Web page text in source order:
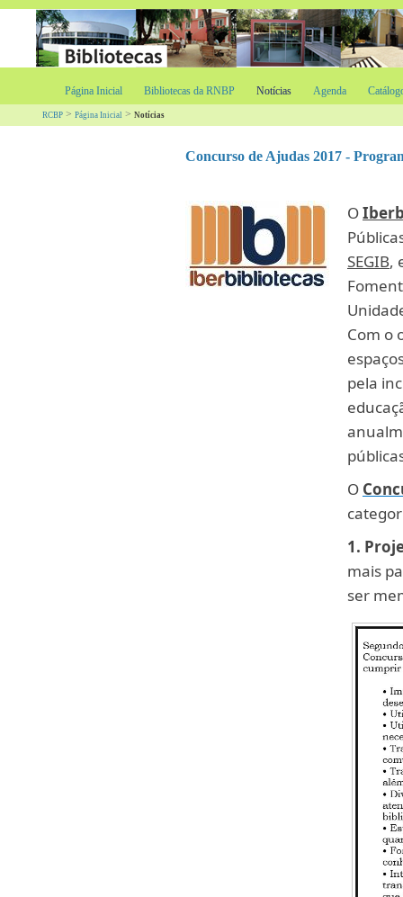
Página Inicial Bibliotecas da RNBP Notícias Agenda
RCBP > Página Inicial > Notícias
Concurso de Ajudas 2017 -
O
SEGIB,
Com o
pela
O
1.
mais
ser